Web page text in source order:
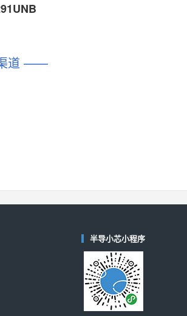
道 ——
半导小芯小程序